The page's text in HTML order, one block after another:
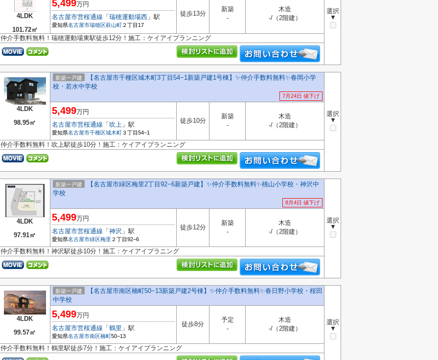
4LDK
101.72㎡
選択
▼
5,499万円
名古屋市営桜通線 「 瑞穂運動場西 」駅
愛知県名古屋市瑞穂区萩山町 ２丁目17
徒歩13分
新築
-
木造
-/（2階建）
仲介手数料無料！瑞穂運動場東駅徒歩12分！施工：ケイアイプランニング
4LDK
98.95㎡
新築一戸建
【名古屋市千種区城木町3丁目54−1新築戸建1号棟】✨️仲介手数料無料✨️春岡小学
校・若水中学校
7月24日 値下げ
選択
▼
5,499万円
名古屋市営桜通線 「 吹上 」駅
愛知県名古屋市千種区城木町３丁目54−1
徒歩10分
新築
-
木造
-/（2階建）
仲介手数料無料！吹上駅徒歩10分！施工：ケイアイプランニング
4LDK
97.91㎡
新築一戸建
【名古屋市緑区梅里2丁目92−6新築戸建】✨️仲介手数料無料✨️桃山小学校・神沢中
学校
8月4日 値下げ
選択
▼
5,499万円
名古屋市営桜通線 「 神沢 」駅
愛知県名古屋市緑区梅里 ２丁目92−6
徒歩12分
新築
-
木造
-/（2階建）
仲介手数料無料！神沢駅徒歩10分！施工：ケイアイプラニング
4LDK
99.57㎡
新築一戸建
【名古屋市南区楠町50−13新築戸建2号棟】✨️仲介手数料無料✨️春日野小学校・桜田
中学校
選択
▼
5,499万円
名古屋市営桜通線 「 鶴里 」駅
愛知県名古屋市南区楠町50−13
徒歩8分
予定
-
木造
-/（2階建）
仲介手数料無料！鶴里駅徒歩7分！施工：ケイアイプランニング